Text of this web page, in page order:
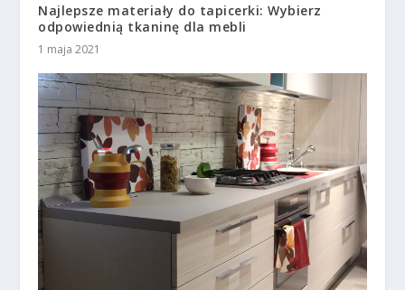
Najlepsze materiały do tapicerki: Wybierz
odpowiednią tkaninę dla mebli
1 maja 2021